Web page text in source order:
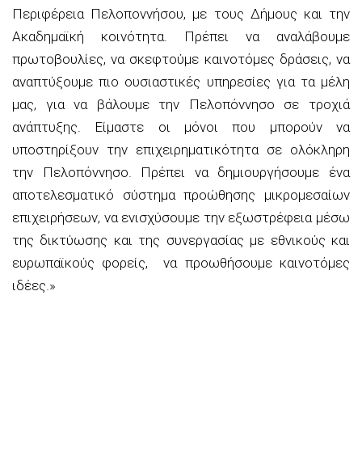
Περιφέρεια Πελοποννήσου, με τους Δήμους και την
Ακαδημαϊκή κοινότητα. Πρέπει να αναλάβουμε
πρωτοβουλίες, να σκεφτούμε καινοτόμες δράσεις, να
αναπτύξουμε πιο ουσιαστικές υπηρεσίες για τα μέλη
μας, για να βάλουμε την Πελοπόννησο σε τροχιά
ανάπτυξης. Είμαστε οι μόνοι που μπορούν να
υποστηρίξουν την επιχειρηματικότητα σε ολόκληρη
την Πελοπόννησο. Πρέπει να δημιουργήσουμε ένα
αποτελεσματικό σύστημα προώθησης μικρομεσαίων
επιχειρήσεων, να ενισχύσουμε την εξωστρέφεια μέσω
της δικτύωσης και της συνεργασίας με εθνικούς και
ευρωπαϊκούς φορείς, να προωθήσουμε καινοτόμες
ιδέες.»